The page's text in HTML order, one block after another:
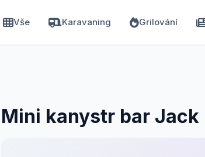
Vše Karavaning Grilování
Mini kanystr bar Jack